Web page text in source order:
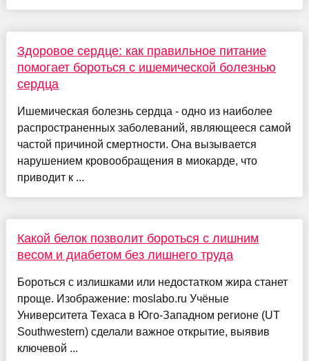
Здоровое сердце: как правильное питание
помогает бороться с ишемической болезнью
сердца
Ишемическая болезнь сердца - одно из наиболее
распространенных заболеваний, являющееся самой
частой причиной смертности. Она вызывается
нарушением кровообращения в миокарде, что
приводит к ...
Какой белок позволит бороться с лишним
весом и диабетом без лишнего труда
Бороться с излишками или недостатком жира станет
проще. Изображение: moslabo.ru Учёные
Университета Техаса в Юго-Западном регионе (UT
Southwestern) сделали важное открытие, выявив
ключевой ...